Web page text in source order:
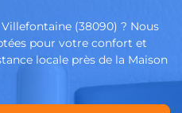
(38090) ? Nous
pour votre confort et
locale près de la Maison